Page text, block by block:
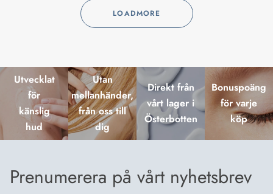
LOADMORE
Utvecklat
för
känslig
hud
Utan
mellanhänder,
från oss till
dig
Direkt från
vårt lager i
Österbotten
Bonuspoäng
för varje
köp
Prenumerera på vårt nyhetsbrev